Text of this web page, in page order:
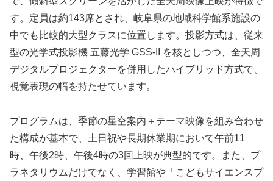
す。定員は約143席とされ、岐阜県の地域科学館系施設の
中でも比較的大型クラスに位置します。投影方式は、従来
型の光学式投影機 五藤光学 GSS-II を核としつつ、全天周
デジタルプロジェクターを併用したハイブリッド方式で、
視覚表現の幅を持たせています。
プログラムは、季節の星空案内＋テーマ映像を組み合わせ
た構成が基本で、土日祝や長期休業期において午前11
時、午後2時、午後4時の3回上映が典型的です。また、プ
ラネタリウムだけでなく、学習館や「こどもサイエンスプ